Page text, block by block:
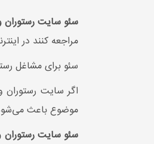
سئو سایت
مراجعه کنند در
سئو برای مشاغل
اگر سایت
موضوع باعث می‌شود
سئو سایت